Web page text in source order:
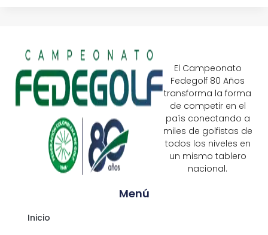
El Campeonato
Fedegolf 80 Años
transforma la forma
de competir en el
país conectando a
miles de golfistas de
todos los niveles en
un mismo tablero
nacional.
Menú
Inicio